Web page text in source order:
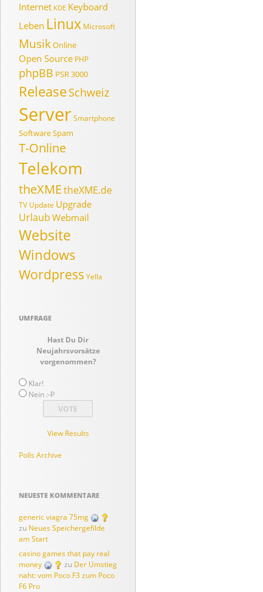
Internet KDE Keyboard
Leben Linux Microsoft
MusikOnline
Open Source PHP
phpBB PSR 3000
ReleaseSchweiz
ServerSmartphone
SoftwareSpam
T-Online
Telekom
theXMEtheXME.de
TV Update Upgrade
Urlaub Webmail
Website
Windows
Wordpress Yella
UMFRAGE
Hast Du Dir
Neujahrsvorsätze
vorgenommen?
Klar!
Nein :-P
View Results
Polls Archive
NEUESTE KOMMENTARE
generic viagra 75mg
zu Neues Speichergefilde
am Start
casino games that pay real
money
zu Der Umstieg
naht: vom Poco F3 zum Poco
F6 Pro